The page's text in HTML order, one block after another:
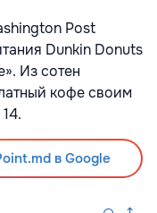
Post
Dunkin Donuts
Из сотен
кофе своим
в Google